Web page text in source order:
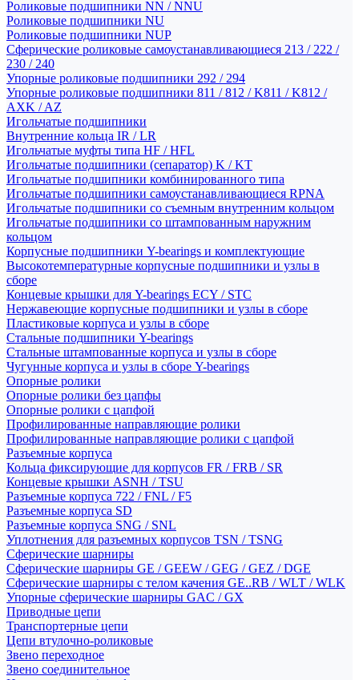
Роликовые подшипники NN / NNU
Роликовые подшипники NU
Роликовые подшипники NUP
Сферические роликовые самоустанавливающиеся 213 / 222 /
230 / 240
Упорные роликовые подшипники 292 / 294
Упорные роликовые подшипники 811 / 812 / K811 / K812 /
AXK / AZ
Игольчатые подшипники
Внутренние кольца IR / LR
Игольчатые муфты типа HF / HFL
Игольчатые подшипники (сепаратор) K / KT
Игольчатые подшипники комбинированного типа
Игольчатые подшипники самоустанавливающиеся RPNA
Игольчатые подшипники со съемным внутренним кольцом
Игольчатые подшипники со штампованным наружним
кольцом
Корпусные подшипники Y-bearings и комплектующие
Высокотемпературные корпусные подшипники и узлы в
сборе
Концевые крышки для Y-bearings ECY / STC
Нержавеющие корпусные подшипники и узлы в сборе
Пластиковые корпуса и узлы в сборе
Стальные подшипники Y-bearings
Стальные штампованные корпуса и узлы в сборе
Чугунные корпуса и узлы в сборе Y-bearings
Опорные ролики
Опорные ролики без цапфы
Опорные ролики с цапфой
Профилированные направляющие ролики
Профилированные направляющие ролики с цапфой
Разъемные корпуса
Кольца фиксирующие для корпусов FR / FRB / SR
Концевые крышки ASNH / TSU
Разъемные корпуса 722 / FNL / F5
Разъемные корпуса SD
Разъемные корпуса SNG / SNL
Уплотнения для разъемных корпусов TSN / TSNG
Сферические шарниры
Сферические шарниры GE / GEEW / GEG / GEZ / DGE
Сферические шарниры с телом качения GE..RB / WLT / WLK
Упорные сферические шарниры GAC / GX
Приводные цепи
Транспортерные цепи
Цепи втулочно-роликовые
Звено переходное
Звено соединительное